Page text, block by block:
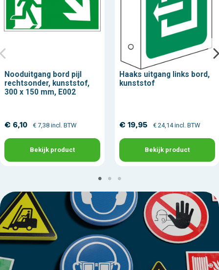
Nooduitgang bord pijl
rechtsonder, kunststof,
300 x 150 mm, E002
€ 6,10 € 7,38 incl. BTW
Bekijk product
Haaks uitgang links bord,
kunststof
€ 19,95 € 24,14 incl. BTW
Bekijk product